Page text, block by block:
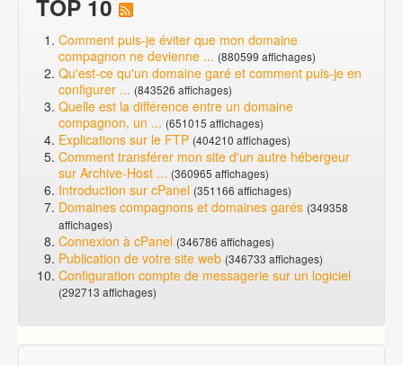
TOP 10
Comment puis-je éviter que mon domaine
compagnon ne devienne ... (880599 affichages)
Qu'est-ce qu'un domaine garé et comment puis-je en
configurer ... (843526 affichages)
Quelle est la différence entre un domaine
compagnon, un ... (651015 affichages)
Explications sur le FTP (404210 affichages)
Comment transférer mon site d'un autre hébergeur
sur Archive-Host ... (360965 affichages)
Introduction sur cPanel (351166 affichages)
Domaines compagnons et domaines garés (349358
affichages)
Connexion à cPanel (346786 affichages)
Publication de votre site web (346733 affichages)
Configuration compte de messagerie sur un logiciel
(292713 affichages)